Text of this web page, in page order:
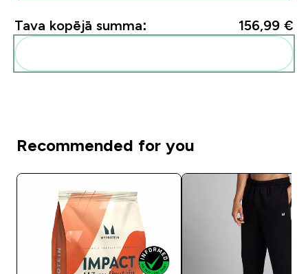
Tava kopējā summa: 156,99 €‎
Recommended for you